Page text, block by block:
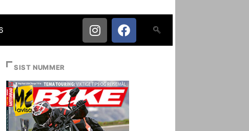
SIST NUMMER